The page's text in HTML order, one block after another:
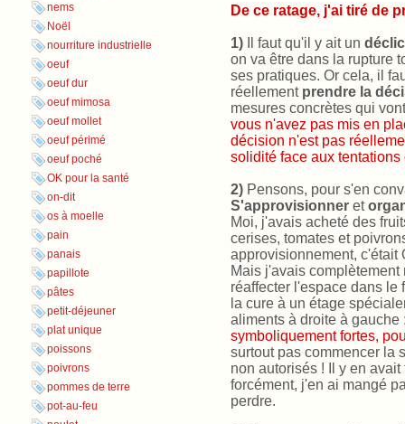
nems
Noël
nourriture industrielle
oeuf
oeuf dur
oeuf mimosa
oeuf mollet
oeuf périmé
oeuf poché
OK pour la santé
on-dit
os à moelle
pain
panais
papillote
pâtes
petit-déjeuner
plat unique
poissons
poivrons
pommes de terre
pot-au-feu
De ce ratage, j'ai tiré de
1) Il faut qu'il y ait un déclic
on va être dans la rupture
ses pratiques. Or cela, il
réellement prendre la
mesures concrètes qui
vous n'avez pas mis en
décision n'est pas
solidité face aux
2) Pensons, pour s'en
S'approvisionner et
Moi, j'avais acheté des
cerises, tomates et
approvisionnement, c'était
Mais j'avais
réaffecter l'espace dans le
la cure à un étage
aliments à droite à gauche
symboliquement fortes,
surtout pas commencer la
non autorisés ! Il y en
forcément, j'en ai mangé
perdre.